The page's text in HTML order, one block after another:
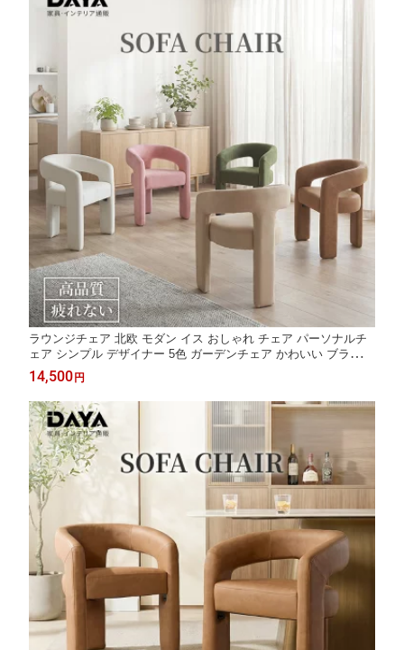
ラウンジチェア 北欧 モダン イス おしゃれ チェア パーソナルチ
ェア シンプル デザイナー 5色 ガーデンチェア かわいい ブラウン
レザー 1P 1人掛け ダイニングチェア 一人 掛け 椅子 店舗用 ソフ
ァー 一人用 肘付け ソファチェア
14,500 円